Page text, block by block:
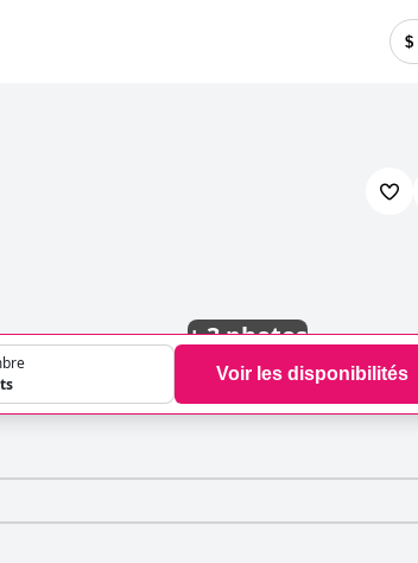
$
+3 photos
Voir les disponibilités